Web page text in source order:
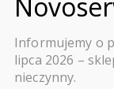
OFERTA I
Cennikusług
Informujemy o
lipca 2026 –
nieczynny.